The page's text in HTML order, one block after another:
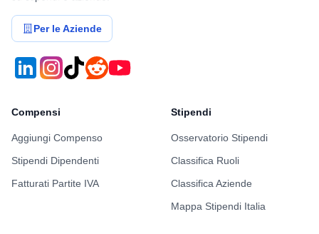
Per le Aziende
Compensi
Aggiungi Compenso
Stipendi Dipendenti
Fatturati Partite IVA
Stipendi
Osservatorio Stipendi
Classifica Ruoli
Classifica Aziende
Mappa Stipendi Italia